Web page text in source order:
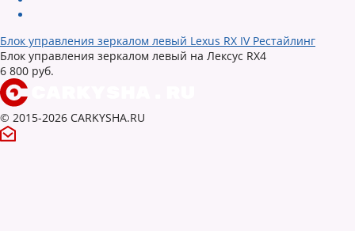
Блок управления зеркалом левый Lexus RX IV Рестайлинг
Блок управления зеркалом левый на Лексус RX4
6 800 руб.
© 2015-2026 CARKYSHA.RU